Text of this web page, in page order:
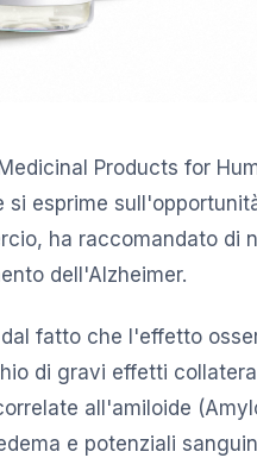
Products for
si esprime
ha raccomandato di
dell'Alzheimer.
fatto che l'effetto
di gravi effetti
all'amiloide
e potenziali